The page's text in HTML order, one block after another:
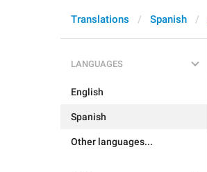
Translations Spanish
LANGUAGES
English
Spanish
Other languages...